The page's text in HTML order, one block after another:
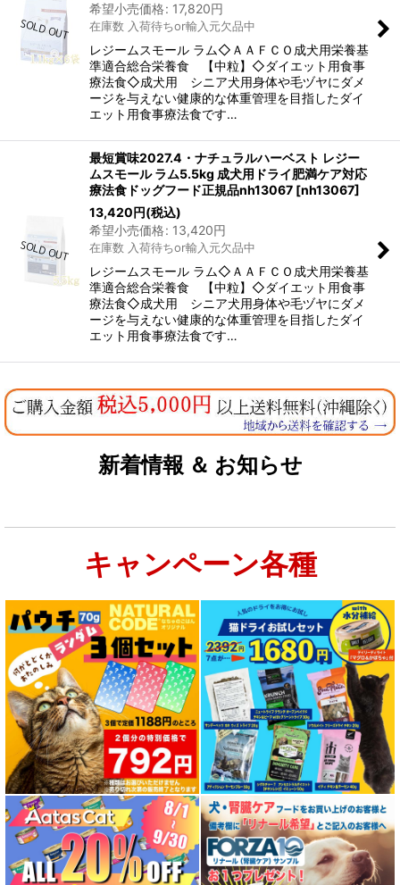
希望小売価格: 17,820円
在庫数 入荷待ちor輸入元欠品中
レジームスモール ラム◇ＡＡＦＣＯ成犬用栄養基
準適合総合栄養食 【中粒】◇ダイエット用食事
療法食◇成犬用 シニア犬用身体や毛ヅヤにダメ
ージを与えない健康的な体重管理を目指したダイ
エット用食事療法食です…
最短賞味2027.4・ナチュラルハーベスト レジー
ムスモール ラム5.5kg 成犬用ドライ肥満ケア対応
療法食ドッグフード正規品nh13067 [nh13067]
13,420円(税込)
希望小売価格: 13,420円
在庫数 入荷待ちor輸入元欠品中
レジームスモール ラム◇ＡＡＦＣＯ成犬用栄養基
準適合総合栄養食 【中粒】◇ダイエット用食事
療法食◇成犬用 シニア犬用身体や毛ヅヤにダメ
ージを与えない健康的な体重管理を目指したダイ
エット用食事療法食です…
新着情報 ＆ お知らせ
キャンペーン各種